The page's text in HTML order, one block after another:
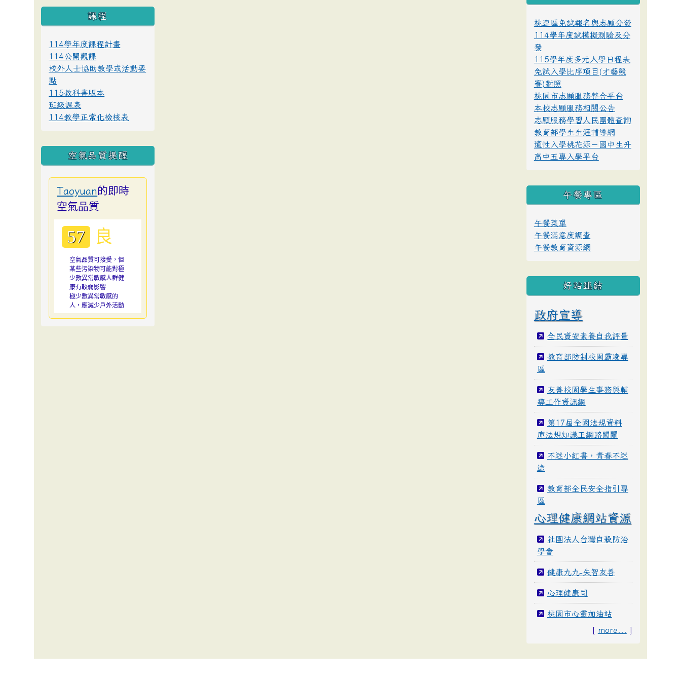
課程
114學年度課程計畫
114公開觀課
校外人士協助教學或活動要
點
115教科書版本
班級課表
114教學正常化檢核表
空氣品質提醒
Taoyuan的即時
空氣品質
57 良
空氣品質可接受，但
某些污染物可能對極
少數異常敏感人群健
康有較弱影響
極少數異常敏感的
人，應減少戶外活動
桃連區免試報名與志願分發
114學年度試模擬測驗及分
發
115學年度多元入學日程表
免試入學比序項目(才藝競
賽)對照
桃園市志願服務整合平台
本校志願服務相關公告
志願服務學習人民團體查詢
教育部學生生涯輔導網
適性入學桃花源－國中生升
高中五專入學平台
午餐專區
午餐菜單
午餐滿意度調查
午餐教育資源網
好站連結
政府宣導
全民資安素養自我評量
教育部防制校園霸凌專
區
友善校園學生事務與輔
導工作資訊網
第17屆全國法規資料
庫法規知識王網路闖關
不迷小紅書，青春不迷
途
教育部全民安全指引專
區
心理健康網站資源
社團法人台灣自殺防治
學會
健康九九-失智友善
心理健康司
桃園市心靈加油站
[ more... ]